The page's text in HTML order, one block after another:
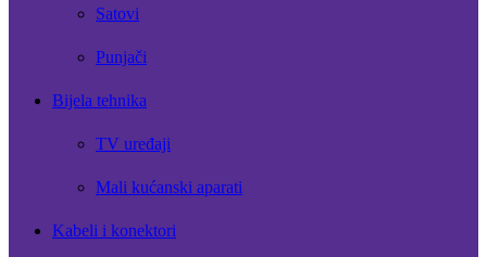
Satovi
Punjači
Bijela tehnika
TV uređaji
Mali kućanski aparati
Kabeli i konektori